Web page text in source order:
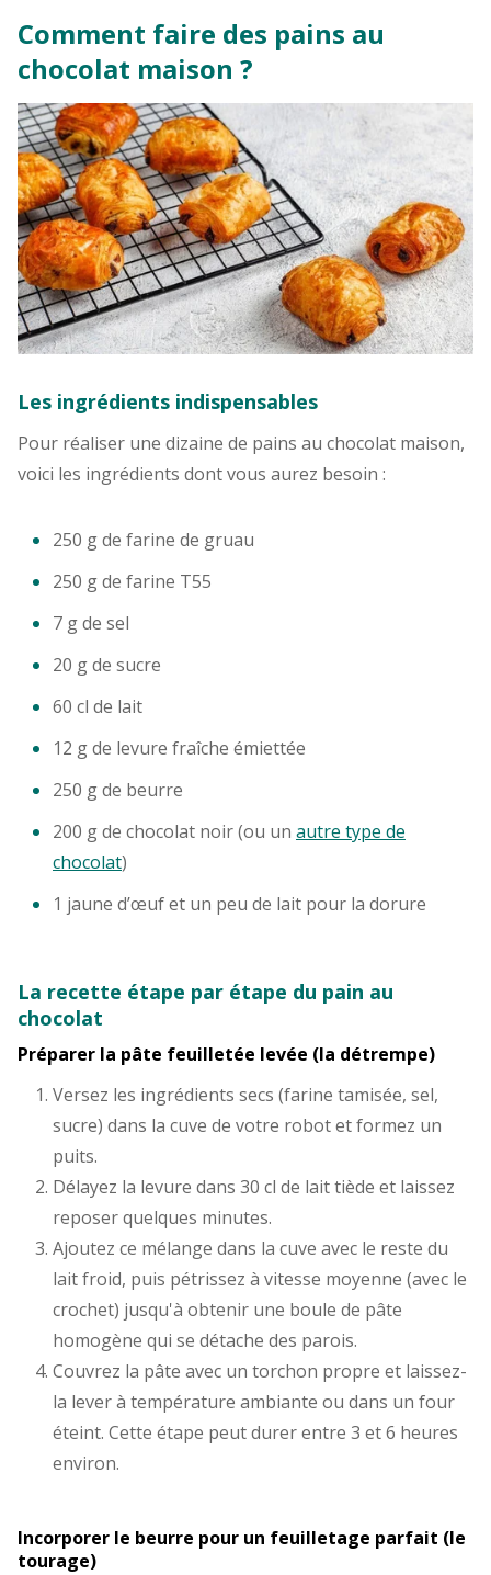
Comment faire des pains au
chocolat maison ?
Les ingrédients indispensables
Pour réaliser une dizaine de pains au chocolat maison,
voici les ingrédients dont vous aurez besoin :
250 g de farine de gruau
250 g de farine T55
7 g de sel
20 g de sucre
60 cl de lait
12 g de levure fraîche émiettée
250 g de beurre
200 g de chocolat noir (ou un autre type de
chocolat)
1 jaune d’œuf et un peu de lait pour la dorure
La recette étape par étape du pain au
chocolat
Préparer la pâte feuilletée levée (la détrempe)
Versez les ingrédients secs (farine tamisée, sel,
sucre) dans la cuve de votre robot et formez un
puits.
Délayez la levure dans 30 cl de lait tiède et laissez
reposer quelques minutes.
Ajoutez ce mélange dans la cuve avec le reste du
lait froid, puis pétrissez à vitesse moyenne (avec le
crochet) jusqu'à obtenir une boule de pâte
homogène qui se détache des parois.
Couvrez la pâte avec un torchon propre et laissez-
la lever à température ambiante ou dans un four
éteint. Cette étape peut durer entre 3 et 6 heures
environ.
Incorporer le beurre pour un feuilletage parfait (le
tourage)